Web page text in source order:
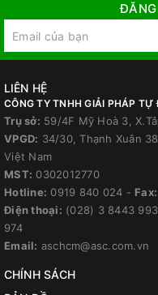
LIÊN HỆ
CÔNG TY TNHH GIẢI PHÁP TỰ
Trụ sở: 59/4F Mỹ Hoà 3,
VPGD: 34/30, Thạnh Xuân
Việt Nam
MST: 0302012770
Hotline: 0919 840 024 - Fax:
Điện thoại: (028) 3 8443 993
974
Email: aschcm@asc.com.vn
CHÍNH SÁCH